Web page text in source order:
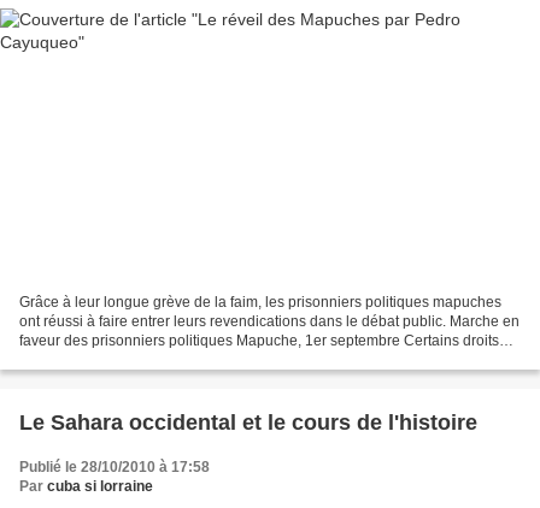
Grâce à leur longue grève de la faim, les prisonniers politiques mapuches
ont réussi à faire entrer leurs revendications dans le débat public. Marche en
faveur des prisonniers politiques Mapuche, 1er septembre Certains droits
Le Sahara occidental et le cours de l'histoire
Publié le 28/10/2010 à 17:58
Par cuba si lorraine